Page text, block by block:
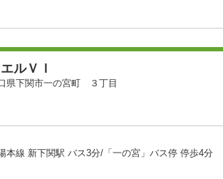
エルＶＩ
県下関市一の宮町 ３丁目
本線 新下関駅 バス3分/「一の宮」バス停 停歩4分